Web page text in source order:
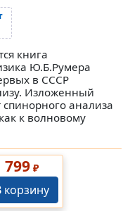
книга
Ю.Б.Румера
в СССР
Изложенный
анализа
к волновому
799₽
корзину